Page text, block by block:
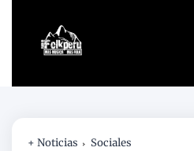
+ Noticias Sociales